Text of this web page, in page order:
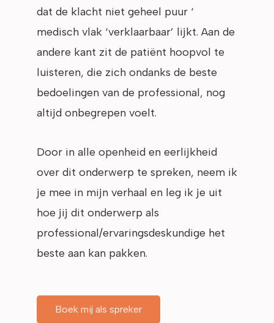
dat de klacht niet geheel puur ‘
medisch vlak ‘verklaarbaar’ lijkt. Aan de
andere kant zit de patiënt hoopvol te
luisteren, die zich ondanks de beste
bedoelingen van de professional, nog
altijd onbegrepen voelt.
Door in alle openheid en eerlijkheid
over dit onderwerp te spreken, neem ik
je mee in mijn verhaal en leg ik je uit
hoe jij dit onderwerp als
professional/ervaringsdeskundige het
beste aan kan pakken.
Boek mij als spreker